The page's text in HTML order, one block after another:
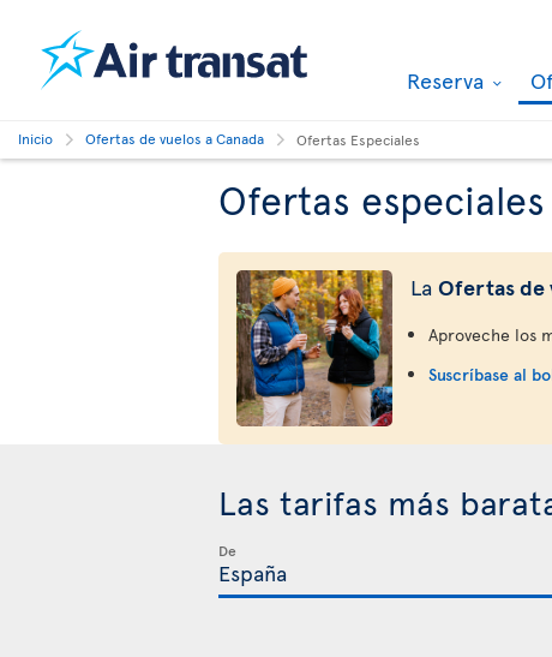
Reserva
Inicio Ofertas de vuelos a Canada Ofertas Especiales
Ofertas
La Ofertas de
Aproveche los
Suscríbase al
Las tarifas más
De